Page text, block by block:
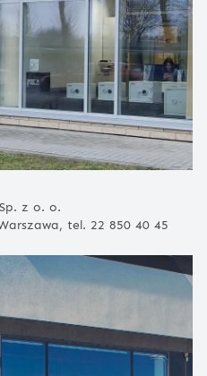
z o. o.
tel. 22 850 40 45